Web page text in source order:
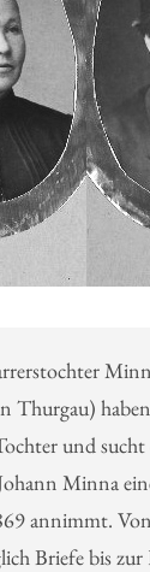
Thurgau)
und
Minna
annimmt.
Briefe bis